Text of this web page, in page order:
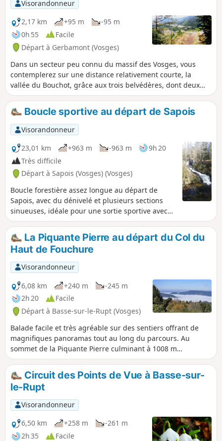
Visorandonneur
2,17 km
+95 m
-95 m
0h 55
Facile
Départ à Gerbamont (Vosges)
Dans un secteur peu connu du massif des Vosges, vous
contemplerez sur une distance relativement courte, la
vallée du Bouchot, grâce aux trois belvédères, dont deux
sont parfaitement sécurisés. Les sentiers sont ombragés et
bien entretenus par le Club Vosgien.
Boucle sportive au départ de Sapois
Visorandonneur
23,01 km
+963 m -963 m
9h 20
Très difficile
Départ à Sapois (Vosges) (Vosges)
Boucle forestière assez longue au départ de
Sapois, avec du dénivelé et plusieurs sections
sinueuses, idéale pour une sortie sportive avec
de beaux paysages. Vous rencontrerez différents
points d'intérêt très variés.
La Piquante Pierre au départ du Col du
Haut de Fouchure
Visorandonneur
6,08 km
+240 m
-245 m
2h 20
Facile
Départ à Basse-sur-le-Rupt (Vosges)
Balade facile et très agréable sur des sentiers offrant de
magnifiques panoramas tout au long du parcours. Au
sommet de la Piquante Pierre culminant à 1008 m
d'altitude, vue magistrale sur une partie du piémont
vosgien et du bas de la vallée de la Moselotte ainsi que sur
le haut massif environnant. La descente se fera en
sillonnant à travers le pittoresque vallon des Plateaux où la
vue est, là encore, de toute beauté. Un dernier belvédère et
vous rejoindrez, enchanté(e), le Col du Haut de Fouchure.
Circuit des Points de Vue à Basse-sur-
le-Rupt
Visorandonneur
6,50 km
+258 m
-261 m
2h 35
Facile